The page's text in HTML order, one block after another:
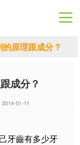
原理跟成分？
成分？
2014-01-11
牙齒有多少牙